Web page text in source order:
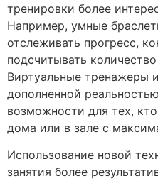
тренировки более
Например, умные
отслеживать прогресс,
подсчитывать
Виртуальные тренажеры
дополненной
возможности для тех,
дома или в зале с
Использование новой
занятия более